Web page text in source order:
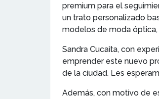
premium para el
un trato personalizado
modelos de moda
Sandra Cucaita, con
emprender este nuevo
de la ciudad. Les
Además, con motivo de